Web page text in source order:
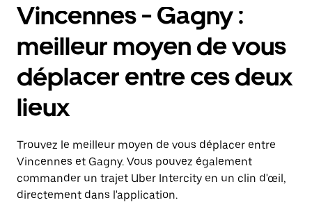
Vincennes - Gagny :
meilleur moyen de vous
déplacer entre ces deux
lieux
Trouvez le meilleur moyen de vous déplacer entre
Vincennes et Gagny. Vous pouvez également
commander un trajet Uber Intercity en un clin d'œil,
directement dans l'application.